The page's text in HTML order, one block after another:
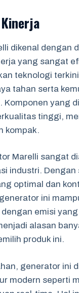
dikenal dengan
yang sangat
teknologi
tahan serta
Komponen yang
tinggi,
kompak.
Marelli sangat
industri. Dengan
optimal dan
ini
emisi
alasan
produk ini.
generator ini
modern seperti